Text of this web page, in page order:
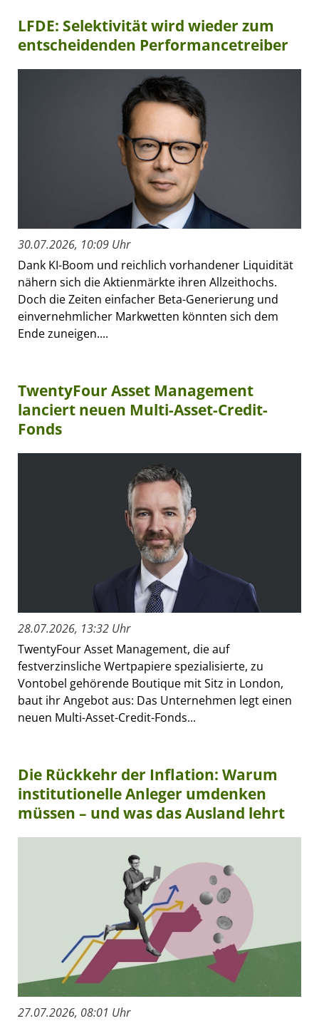
LFDE: Selektivität wird wieder zum
entscheidenden Performancetreiber
30.07.2026, 10:09 Uhr
Dank KI-Boom und reichlich vorhandener Liquidität
nähern sich die Aktienmärkte ihren Allzeithochs.
Doch die Zeiten einfacher Beta-Generierung und
einvernehmlicher Markwetten könnten sich dem
Ende zuneigen....
TwentyFour Asset Management
lanciert neuen Multi-Asset-Credit-
Fonds
28.07.2026, 13:32 Uhr
TwentyFour Asset Management, die auf
festverzinsliche Wertpapiere spezialisierte, zu
Vontobel gehörende Boutique mit Sitz in London,
baut ihr Angebot aus: Das Unternehmen legt einen
neuen Multi-Asset-Credit-Fonds...
Die Rückkehr der Inflation: Warum
institutionelle Anleger umdenken
müssen – und was das Ausland lehrt
27.07.2026, 08:01 Uhr